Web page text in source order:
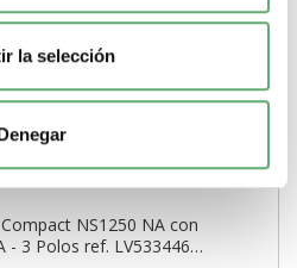
la selección
NS1250 NA con
- 3 Polos ref. LV533446